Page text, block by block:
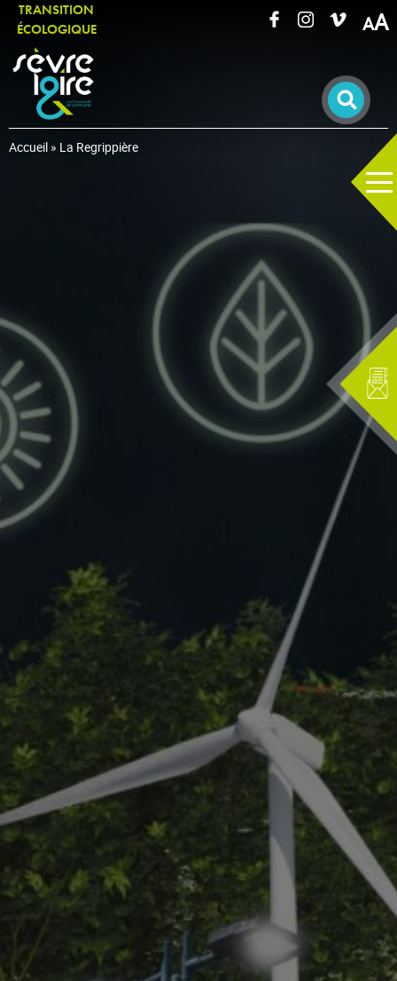
RECHERCHER UNE INFORMATION
TRANSITION
ÉCOLOGIQUE
A
Accueil » La Regrippière